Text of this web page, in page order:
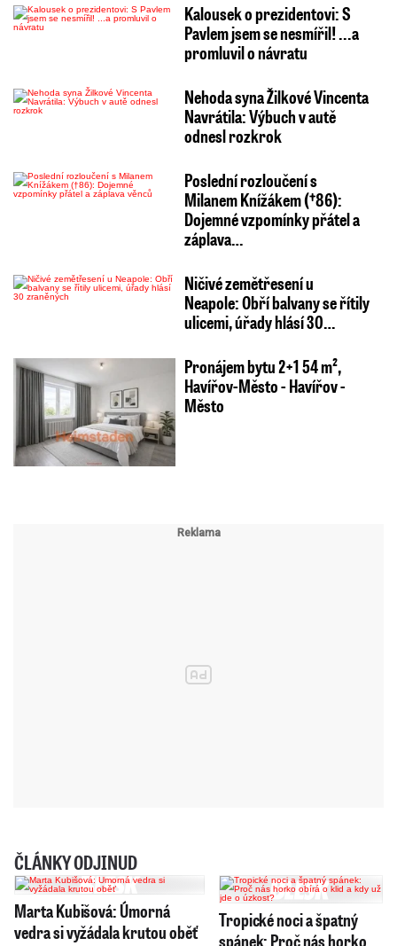
Kalousek o prezidentovi: S
Pavlem jsem se nesmířil! ...a
promluvil o návratu
Nehoda syna Žilkové Vincenta
Navrátila: Výbuch v autě
odnesl rozkrok
Poslední rozloučení s
Milanem Knížákem (†86):
Dojemné vzpomínky přátel a
záplava…
Ničivé zemětřesení u
Neapole: Obří balvany se řítily
ulicemi, úřady hlásí 30…
Pronájem bytu 2+1 54 m²,
Havířov-Město - Havířov -
Město
ČLÁNKY ODJINUD
Marta Kubišová: Úmorná
vedra si vyžádala krutou oběť
Tropické noci a špatný
spánek: Proč nás horko